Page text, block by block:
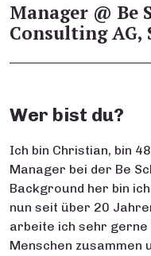
Manager @ Be
Consulting AG,
Wer bist du?
Ich bin Christian, bin
Manager bei der Be
Background her bin
nun seit über 20
arbeite ich sehr
Menschen